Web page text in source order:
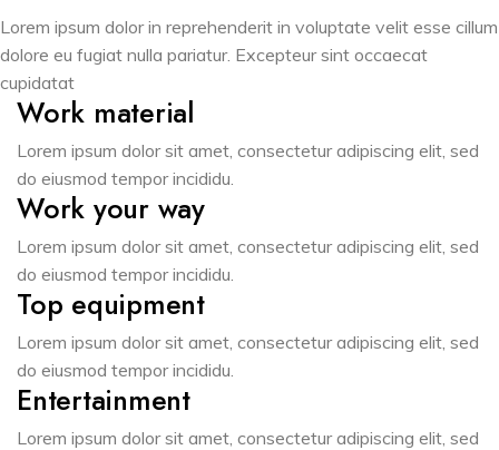
Lorem ipsum dolor in reprehenderit in voluptate velit esse cillum
dolore eu fugiat nulla pariatur. Excepteur sint occaecat
cupidatat
Work material
Lorem ipsum dolor sit amet, consectetur adipiscing elit, sed
do eiusmod tempor incididu.
Work your way
Lorem ipsum dolor sit amet, consectetur adipiscing elit, sed
do eiusmod tempor incididu.
Top equipment
Lorem ipsum dolor sit amet, consectetur adipiscing elit, sed
do eiusmod tempor incididu.
Entertainment
Lorem ipsum dolor sit amet, consectetur adipiscing elit, sed